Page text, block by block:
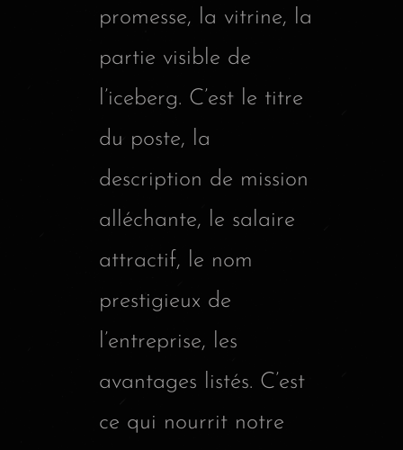
promesse, la vitrine, la
partie visible de
l’iceberg. C’est le titre
du poste, la
description de mission
alléchante, le salaire
attractif, le nom
prestigieux de
l’entreprise, les
avantages listés. C’est
ce qui nourrit notre